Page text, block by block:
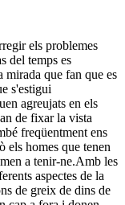
els problemes
del temps es
mirada que fan que es
s'estigui
agreujats en els
de fixar la vista
freqüentment ens
els homes que tenen
a tenir-ne.Amb les
aspectes de la
de greix de dins de